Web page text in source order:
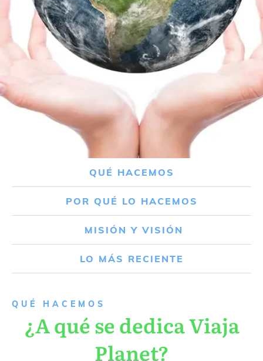
QUÉ HACEMOS
POR QUÉ LO HACEMOS
MISIÓN Y VISIÓN
LO MÁS RECIENTE
QUÉ HACEMOS
¿A qué se dedica Viaja
Planet?